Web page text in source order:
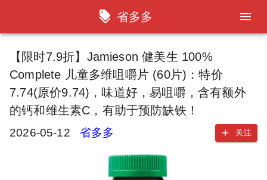
省多多
【限时7.9折】Jamieson 健美生 100%
Complete 儿童多维咀嚼片 (60片)：特价
7.74(原价9.74)，味道好，易咀嚼，含有额外
的钙和维生素C，有助于预防缺铁！
2026-05-12 省多多 关注